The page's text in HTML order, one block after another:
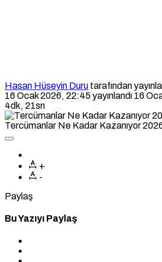
Hasan Hüseyin Duru tarafından
16 Ocak 2026, 22:45 yayınlandı 16
4dk, 21sn
Tercümanlar Ne Kadar Kazanıyor
+
-
Paylaş
Bu Yazıyı Paylaş